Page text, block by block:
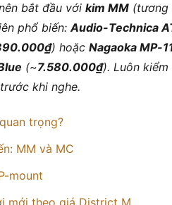
bắt đầu với kim MM (tương
phổ biến:Audio-Technica
) hoặc Nagaoka MP-
(~7.580.000₫). Luôn
khi nghe.
trọng?
MM và MC
mount